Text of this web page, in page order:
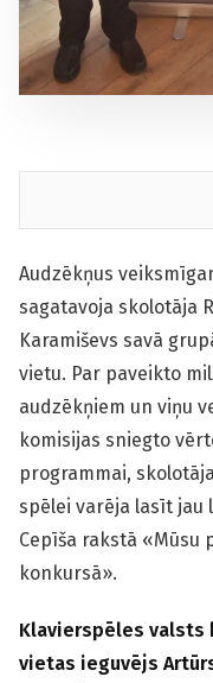
Audzēkņus
sagatavoja skolotāja
Karamiševs savā
vietu. Par paveikto
audzēkņiem un viņu
komisijas sniegto
programmai,
spēlei varēja lasīt jau
Cepīša rakstā «Mūsu
konkursā».
Klavierspēles valsts
vietas ieguvējs